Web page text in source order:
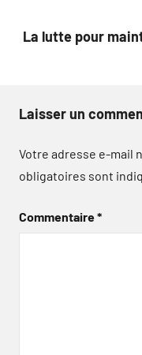
La lutte pour
Laisser un
Votre adresse e-mail
obligatoires sont
Commentaire*